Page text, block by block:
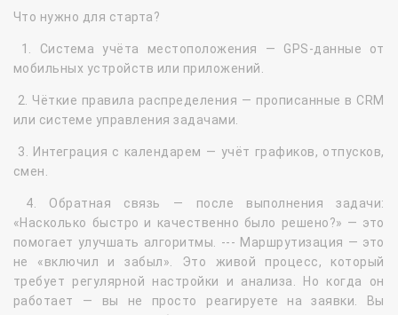
Что нужно для старта?
1. Система учёта местоположения — GPS-данные от
мобильных устройств или приложений.
2. Чёткие правила распределения — прописанные в CRM
или системе управления задачами.
3. Интеграция с календарем — учёт графиков, отпусков,
смен.
4. Обратная связь — после выполнения задачи:
«Насколько быстро и качественно было решено?» — это
помогает улучшать алгоритмы. --- Маршрутизация — это
не «включил и забыл». Это живой процесс, который
требует регулярной настройки и анализа. Но когда он
работает — вы не просто реагируете на заявки. Вы